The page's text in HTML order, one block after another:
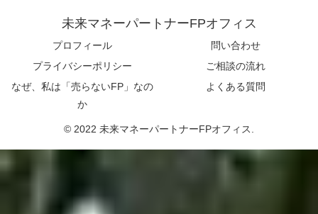
未来マネーパートナーFPオフィス
プロフィール
問い合わせ
プライバシーポリシー
ご相談の流れ
なぜ、私は「売らないFP」なの
か
よくある質問
© 2022 未来マネーパートナーFPオフィス.